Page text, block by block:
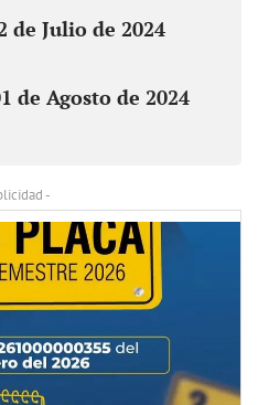
de Julio de 2024
de Agosto de 2024
-